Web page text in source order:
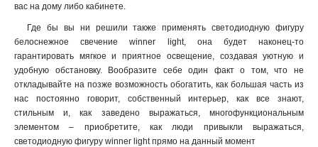
вас на дому либо кабинете.
Где бы вы ни решили также применять светодиодную фигуру
белоснежное свечение winner light, она будет наконец-то
гарантировать мягкое и приятное освещение, создавая уютную и
удобную обстановку. Вообразите себе один факт о том, что не
откладывайте на позже возможность обогатить, как большая часть из
нас постоянно говорит, собственный интерьер, как все знают,
стильным и, как заведено выражаться, многофункциональным
элементом – приобретите, как люди привыкли выражаться,
светодиодную фигуру winner light прямо на данный момент